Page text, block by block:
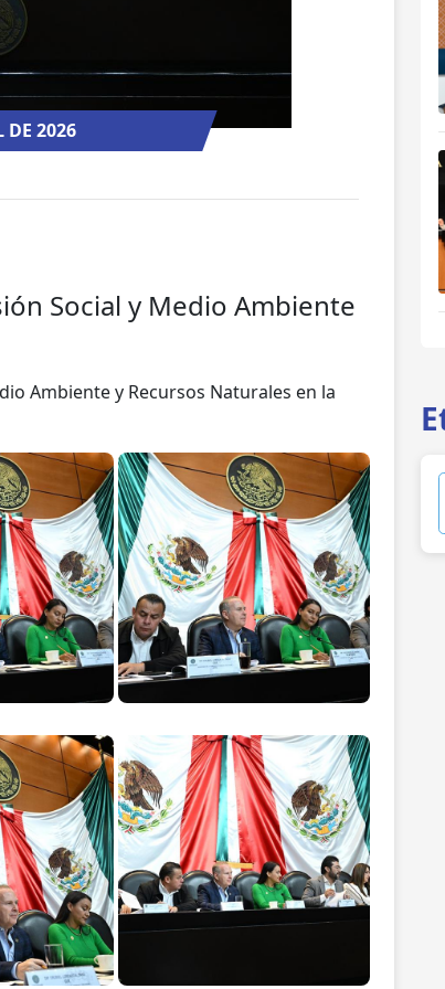
DE 2026
Social y Medio Ambiente
Ambiente y Recursos Naturales en la